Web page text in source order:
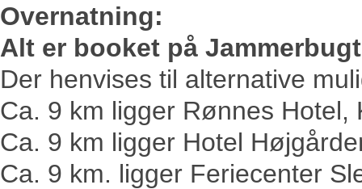
Overnatning:
Alt er booket på
Der henvises til alternative
Ca. 9 km ligger Rønnes
Ca. 9 km ligger Hotel
Ca. 9 km. ligger Feriecenter